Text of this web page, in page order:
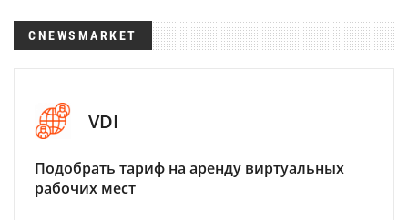
CNEWSMARKET
VDI
Подобрать тариф на аренду виртуальных
рабочих мест